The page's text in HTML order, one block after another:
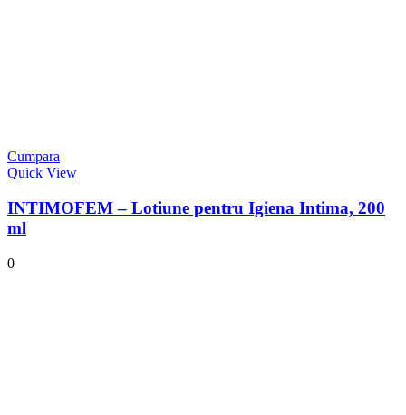
Cumpara
Quick View
INTIMOFEM – Lotiune pentru Igiena Intima, 200
ml
0